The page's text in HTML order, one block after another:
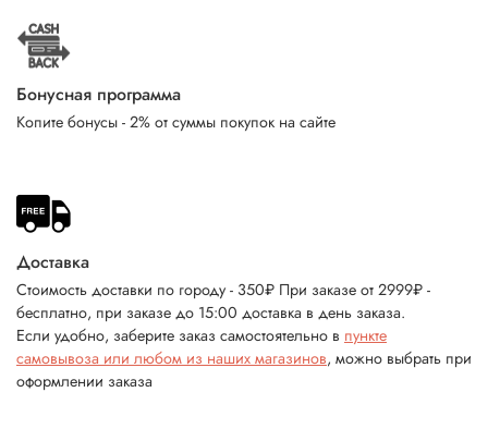
Бонусная программа
Копите бонусы - 2% от суммы покупок на сайте
Доставка
Стоимость доставки по городу - 350₽ При заказе от 2999₽ -
бесплатно, при заказе до 15:00 доставка в день заказа.
Если удобно, заберите заказ самостоятельно в пункте
самовывоза или любом из наших магазинов, можно выбрать при
оформлении заказа